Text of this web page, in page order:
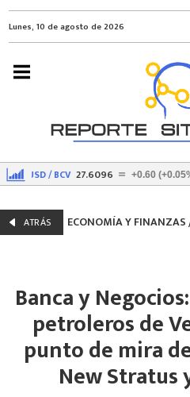
Lunes, 10 de agosto de 2026
USD / BCV 27.6096 +0.60 (+0.05%)
ATRÁS ECONOMÍA Y FINANZAS
Banca y
petroleros de
punto de mira
New Stratus